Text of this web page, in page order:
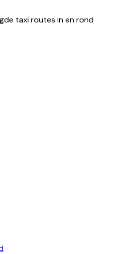
taxi routes in en rond